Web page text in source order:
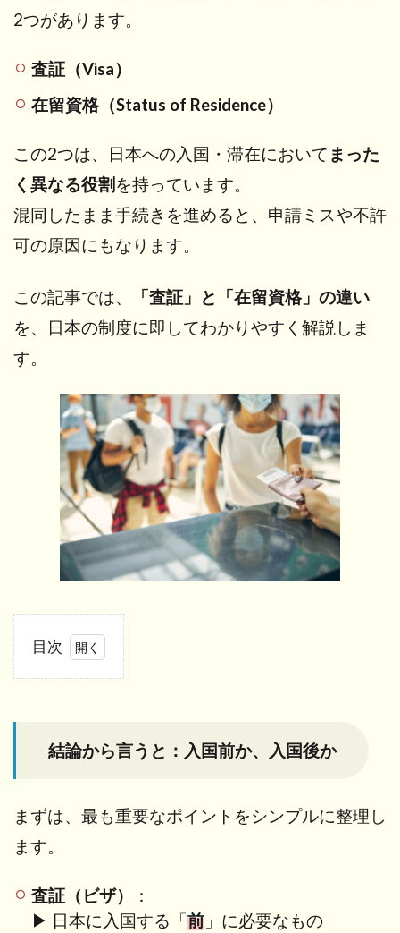
2つがあります。
査証（Visa）
在留資格（Status of Residence）
この2つは、日本への入国・滞在において まった
く異なる役割 を持っています。
混同したまま手続きを進めると、申請ミスや不許
可の原因にもなります。
この記事では、
「査証」と「在留資格」の違い
を、日本の制度に即してわかりやすく解説しま
す。
目次
と：
か、
入国
後か
査証
（ビ
結論から言うと：入国前か、入国後か
まずは、最も重要なポイントをシンプルに整理し
ます。
査証（ビザ）
：
▶ 日本に入国する「前 」に必要なもの